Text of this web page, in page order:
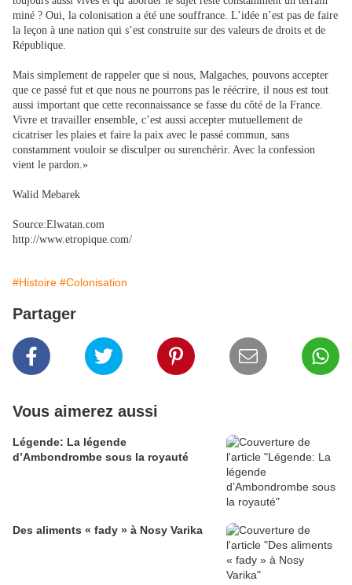
miné ? Oui, la colonisation a été une souffrance. L’idée n’est pas de faire
la leçon à une nation qui s’est construite sur des valeurs de droits et de
République.
Mais simplement de rappeler que si nous, Malgaches, pouvons accepter
que ce passé fut et que nous ne pourrons pas le réécrire, il nous est tout
aussi important que cette reconnaissance se fasse du côté de la France.
Vivre et travailler ensemble, c’est aussi accepter mutuellement de
cicatriser les plaies et faire la paix avec le passé commun, sans
constamment vouloir se disculper ou surenchérir. Avec la confession
vient le pardon.»
Walid Mebarek
Source:Elwatan.com
http://www.etropique.com/
#Histoire #Colonisation
Partager
Vous aimerez aussi
Légende: La légende
d’Ambondrombe sous la royauté
Des aliments « fady » à Nosy Varika